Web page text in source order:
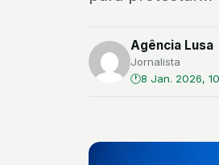
Agência Lusa
Jornalista
8 Jan. 2026,